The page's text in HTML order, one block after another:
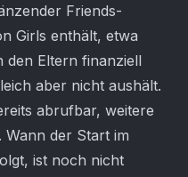
Friends-
Girls enthält, etwa
den Eltern finanziell
aber nicht aushält.
abrufbar, weitere
der Start im
ist noch nicht